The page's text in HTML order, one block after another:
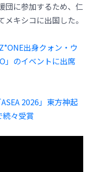
団に参加するため、仁
キシコに出国した。
出身クォン・ウ
」のイベントに出席
2026」東方神起
々受賞